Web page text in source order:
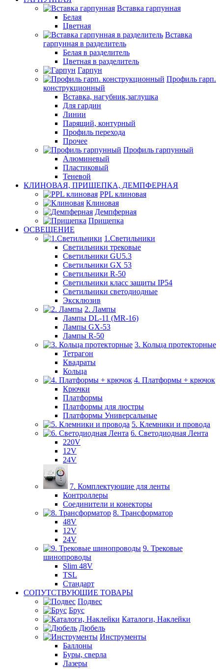
Вставка гарпунная
Белая
Цветная
Вставка
гарпунная в разделитель
Белая в разделитель
Цветная в разделитель
Гарпун
Профиль гарп.
конструкционный
Вставка, нагубник,заглушка
Для гардин
Линии
Парящий, контурный
Профиль перехода
Прочее
Профиль гарпунный
Алюминевый
Пластиковый
Теневой
КЛИНОВАЯ, ПРИЩЕПКА, ДЕМПФЕРНАЯ
PPL клиновая
Клиновая
Демпферная
Прищепка
ОСВЕЩЕНИЕ
1.Светильники
Светильники трековые
Светильники GU5.3
Светильники GX 53
Светильники R-50
Светильники класс защиты IP54
Светильники светодиодные
Эксклюзив
2. Лампы
Лампы DL-11 (MR-16)
Лампы GX-53
Лампы R-50
3. Кольца протекторные
Тетрагон
Квадраты
Кольца
4. Платформы + крючок
Крючки
Платформы
Платформы для люстры
Платформы Универсальные
5. Клемники и провода
6. Светодиодная Лента
220V
12V
24V
7. Комплектующие для ленты
Контроллеры
Соединители и конекторы
8. Трансформатор
48V
12V
24V
9. Трековые
шинопроводы
Slim 48V
TSL
Стандарт
СОПУТСТВУЮЩИЕ ТОВАРЫ
Подвес
Брус
Каталоги, Наклейки
Дюбель
Инструменты
Баллоны
Буры, сверла
Лазеры